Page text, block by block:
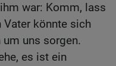
war: Komm, lass
Vater könnte sich
uns sorgen.
es ist ein